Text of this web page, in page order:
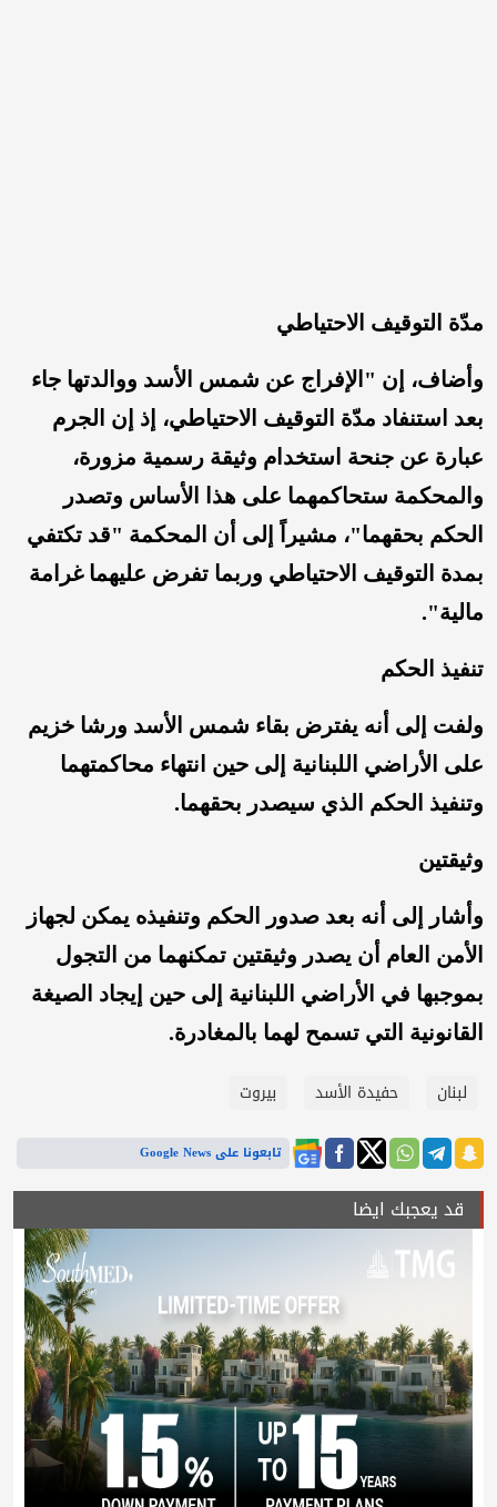
مدّة التوقيف الاحتياطي
وأضاف، إن "الإفراج عن شمس الأسد ووالدتها جاء
بعد استنفاد مدّة التوقيف الاحتياطي، إذ إن الجرم
عبارة عن جنحة استخدام وثيقة رسمية مزورة،
والمحكمة ستحاكمهما على هذا الأساس وتصدر
الحكم بحقهما"، مشيراً إلى أن المحكمة "قد تكتفي
بمدة التوقيف الاحتياطي وربما تفرض عليهما غرامة
مالية".
تنفيذ الحكم
ولفت إلى أنه يفترض بقاء شمس الأسد ورشا خزيم
على الأراضي اللبنانية إلى حين انتهاء محاكمتهما
وتنفيذ الحكم الذي سيصدر بحقهما.
وثيقتين
وأشار إلى أنه بعد صدور الحكم وتنفيذه يمكن لجهاز
الأمن العام أن يصدر وثيقتين تمكنهما من التجول
بموجبها في الأراضي اللبنانية إلى حين إيجاد الصيغة
القانونية التي تسمح لهما بالمغادرة.
لبنان حفيدة الأسد بيروت
تابعونا على Google News
قد يعجبك ايضا